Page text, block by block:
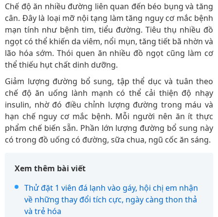
Chế độ ăn nhiều đường liên quan đến béo bụng và tăng
cân. Đây là loại mỡ nội tạng làm tăng nguy cơ mắc bệnh
mạn tính như bệnh tim, tiểu đường. Tiêu thụ nhiều đồ
ngọt có thể khiến da viêm, nổi mụn, tăng tiết bã nhờn và
lão hóa sớm. Thói quen ăn nhiều đồ ngọt cũng làm cơ
thể thiếu hụt chất dinh dưỡng.
Giảm lượng đường bổ sung, tập thể dục và tuân theo
chế độ ăn uống lành mạnh có thể cải thiện độ nhạy
insulin, nhờ đó điều chỉnh lượng đường trong máu và
hạn chế nguy cơ mắc bệnh. Mỗi người nên ăn ít thực
phẩm chế biến sẵn. Phần lớn lượng đường bổ sung này
có trong đồ uống có đường, sữa chua, ngũ cốc ăn sáng.
Xem thêm bài viết
Thử đặt 1 viên đá lạnh vào gáy, hội chị em nhận
về những thay đổi tích cực, ngày càng thon thả
và trẻ hóa